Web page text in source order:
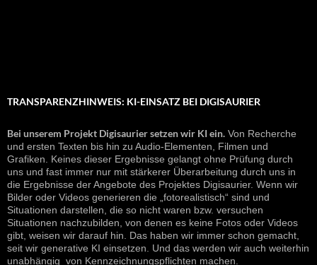
TRANSPARENZHINWEIS: KI-EINSATZ BEI DIGISAURIER
Bei unserem Projekt Digisaurier setzen wir KI ein. Von Recherche
und ersten Texten bis hin zu Audio-Elementen, Filmen und
Grafiken. Keines dieser Ergebnisse gelangt ohne Prüfung durch
uns und fast immer nur mit stärkerer Überarbeitung durch uns in
die Ergebnisse der Angebote des Projektes Digisaurier. Wenn wir
Bilder oder Videos generieren die „fotorealistisch“ sind und
Situationen darstellen, die so nicht waren bzw. versuchen
Situationen nachzubilden, von denen es keine Fotos oder Videos
gibt, weisen wir darauf hin. Das haben wir immer schon gemacht,
seit wir generative KI einsetzen. Und das werden wir auch weiterhin
unabhängig von Kennzeichnungspflichten machen.